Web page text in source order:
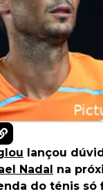
lançou
Nadal na
do ténis só